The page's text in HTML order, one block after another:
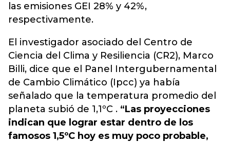
las emisiones GEI 28% y 42%,
respectivamente.
El investigador asociado del Centro de
Ciencia del Clima y Resiliencia (CR2), Marco
Billi, dice que el Panel Intergubernamental
de Cambio Climático (Ipcc) ya había
señalado que la temperatura promedio del
planeta subió de 1,1ºC . “Las proyecciones
indican que lograr estar dentro de los
famosos 1,5ºC hoy es muy poco probable,